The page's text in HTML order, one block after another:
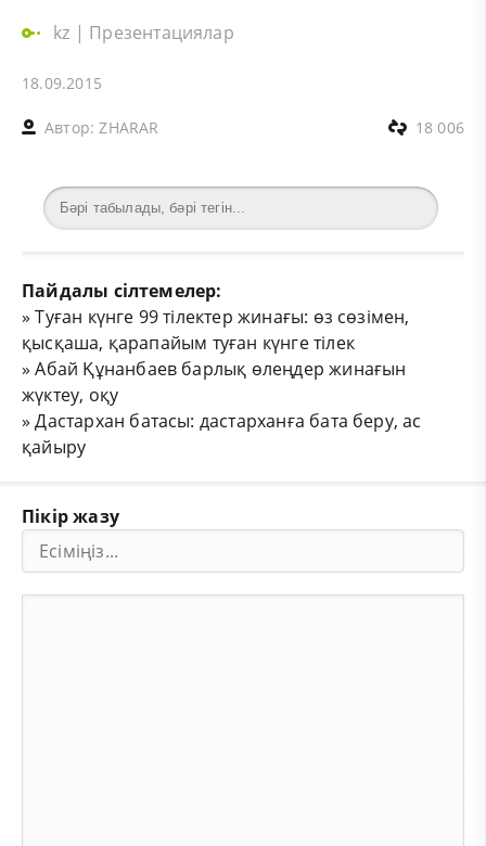
kz | Презентациялар
18.09.2015
Автор:ZHARAR 18 006
Пайдалы сілтемелер:
»Туған күнге 99 тілектер жинағы: өз сөзімен,
қысқаша, қарапайым туған күнге тілек
»Абай Құнанбаев барлық өлеңдер жинағын
жүктеу, оқу
»Дастархан батасы: дастарханға бата беру, ас
қайыру
Пікір жазу